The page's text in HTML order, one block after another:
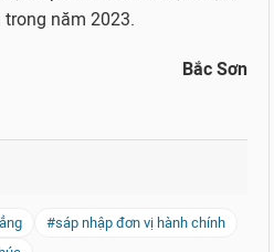
năm 2023.
Bắc Sơn
#sáp nhập đơn vị hành chính